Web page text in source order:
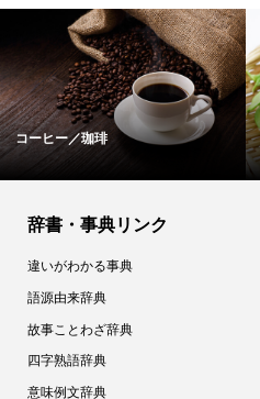
コーヒー／珈琲
辞書・事典リンク
違いがわかる事典
語源由来辞典
故事ことわざ辞典
四字熟語辞典
意味例文辞典